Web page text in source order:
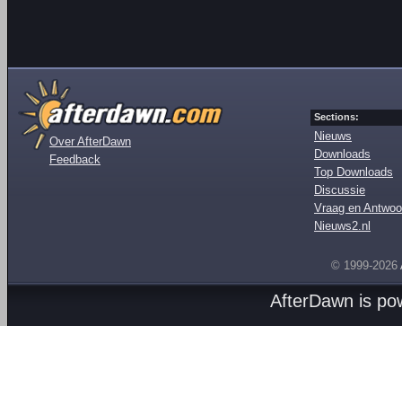
Over AfterDawn
Feedback
Sections:
Nieuws
Downloads
Top Downloads
Discussie
Vraag en
Nieuws2.nl
© 1999-2026
AfterDawn is